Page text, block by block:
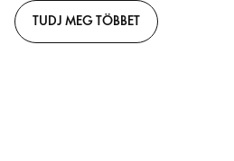
TUDJ MEG TÖBBET